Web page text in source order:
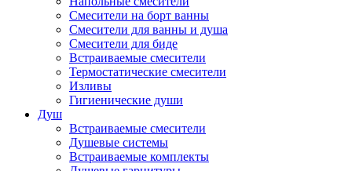
Смесители на борт ванны
Смесители для ванны и душа
Смесители для биде
Встраиваемые смесители
Термостатические смесители
Изливы
Гигиенические души
Душ
Встраиваемые смесители
Душевые системы
Встраиваемые комплекты